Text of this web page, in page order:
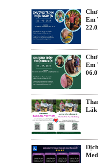
Em
Em
Lắk